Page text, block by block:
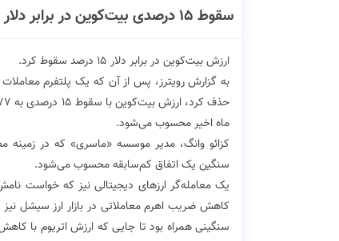
سقوط ۱۵ درصدی بیت‌کوین در برابر دلار
ارزش بیت‌کوین در برابر دلار ۱۵ درصد سقوط کرد.
به گزارش رویترز، پس از آن که یک پلتفرم
ماه اخیر محسوب می‌شود.
کزائو وانگ، مدیر موسسه «ماسری» که در زمینه
سنگین یک اتفاق کم‌سابقه محسوب می‌شود.
یک معامله‌گر ارزهای دیجیتالی نیز که خواست
کاهش ضریب اهرم معاملاتی در بازار ارز سیشل نیز